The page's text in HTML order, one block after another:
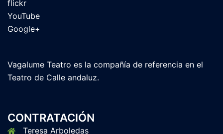
flickr
YouTube
Google+
Vagalume Teatro es la compañía de referencia en el
Teatro de Calle andaluz.
CONTRATACIÓN
Teresa Arboledas